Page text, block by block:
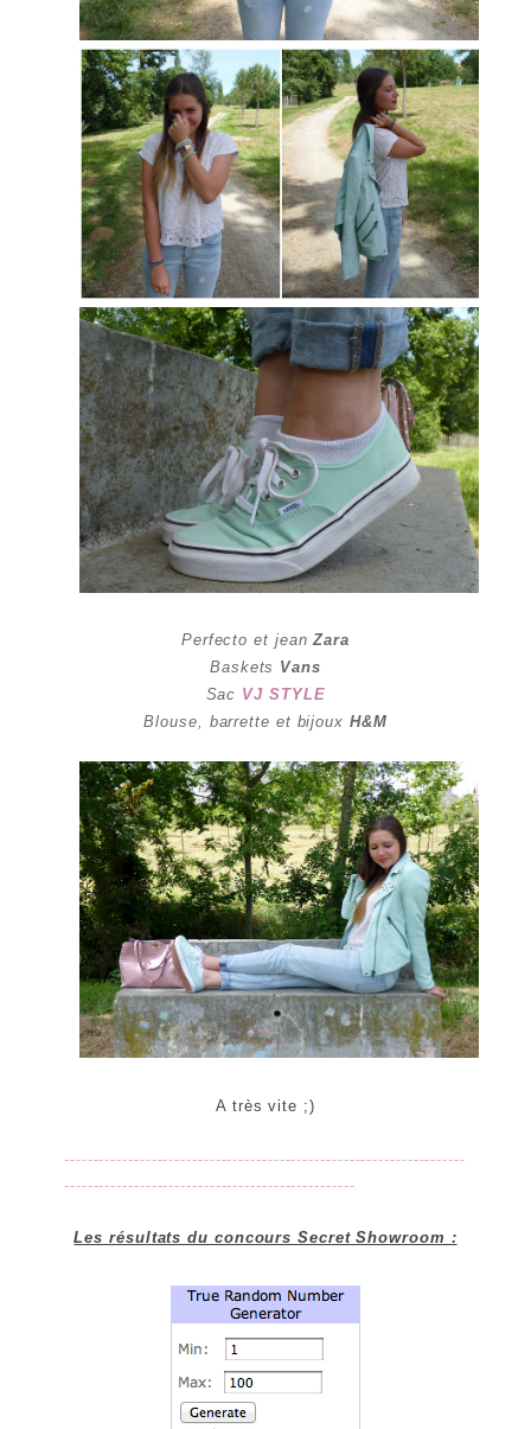
Perfecto et jeanZara
Baskets Vans
Sac VJ STYLE
Blouse, barrette et bijoux H&M
A très vite ;)
---------------------------------------------------------------------
--------------------------------------------------
Les résultats du concours Secret Showroom :